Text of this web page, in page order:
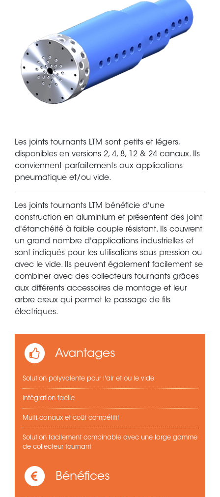
Les joints tournants LTM sont petits et légers,
disponibles en versions 2, 4, 8, 12 & 24 canaux. Ils
conviennent parfaitements aux applications
pneumatique et/ou vide.
Les joints tournants LTM bénéficie d'une
construction en aluminium et présentent des joint
d'étanchéité à faible couple résistant. Ils couvrent
un grand nombre d'applications industrielles et
sont indiqués pour les utilisations sous pression ou
avec le vide. Ils peuvent également facilement se
combiner avec des collecteurs tournants grâces
aux différents accessoires de montage et leur
arbre creux qui permet le passage de fils
électriques.
Avantages
Solution polyvalente pour l'air et ou le vide
Intégration facile
Multi-canaux et coût compétitif
Solution facilement combinable avec une large gamme
de collecteur tournant
Bénéfices